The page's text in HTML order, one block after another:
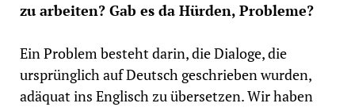
zu arbeiten? Gab es da Hürden, Probleme?
Ein Problem besteht darin, die Dialoge, die
ursprünglich auf Deutsch geschrieben wurden,
adäquatins Englisch zu übersetzen. Wir haben